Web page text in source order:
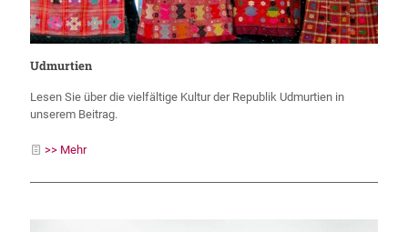
Udmurtien
Lesen Sie über die vielfältige Kultur der Republik Udmurtien in
unserem Beitrag.
>> Mehr